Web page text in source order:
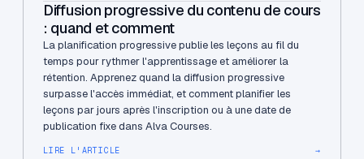
Diffusion progressive du contenu de cours
: quand et comment
La planification progressive publie les leçons au fil du
temps pour rythmer l'apprentissage et améliorer la
rétention. Apprenez quand la diffusion progressive
surpasse l'accès immédiat, et comment planifier les
leçons par jours après l'inscription ou à une date de
publication fixe dans Alva Courses.
LIRE L'ARTICLE →